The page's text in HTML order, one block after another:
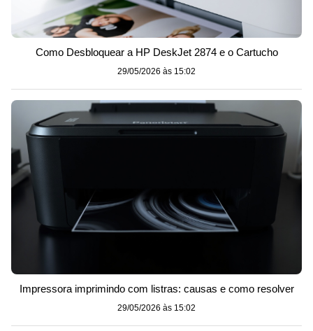
Como Desbloquear a HP DeskJet 2874 e o Cartucho
29/05/2026 às 15:02
Impressora imprimindo com listras: causas e como resolver
29/05/2026 às 15:02